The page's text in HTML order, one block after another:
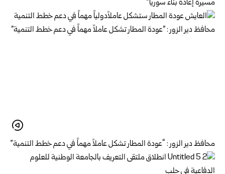
مسيرة إعادة بناء سوريا”
محافظ دير الزور : “عودة المطار تشكل عاملاً مهماً في دعم خطط التنمية”